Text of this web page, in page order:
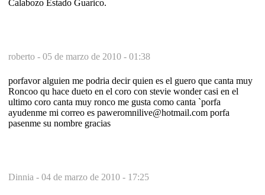
Calabozo Estado Guarico.
roberto - 05 de marzo de 2010 - 01:38
porfavor alguien me podria decir quien es el guero que canta muy
Roncoo qu hace dueto en el coro con stevie wonder casi en el
ultimo coro canta muy ronco me gusta como canta `porfa
ayudenme mi correo es paweromnilive@hotmail.com porfa
pasenme su nombre gracias
Dinnia - 04 de marzo de 2010 - 17:25